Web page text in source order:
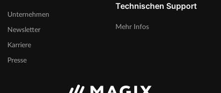
Unternehmen
Newsletter
Karriere
Presse
Technischen Support
Mehr Infos